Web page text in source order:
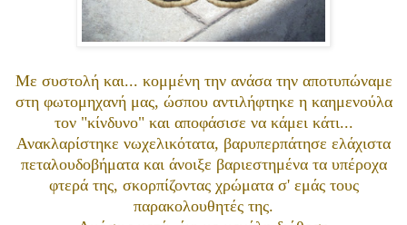
Με συστολή και... κομμένη την ανάσα την αποτυπώναμε
στη φωτομηχανή μας, ώσπου αντιλήφτηκε η καημενούλα
τον "κίνδυνο" και αποφάσισε να κάμει κάτι...
Ανακλαρίστηκε νωχελικότατα, βαρυπερπάτησε ελάχιστα
πεταλουδοβήματα και άνοιξε βαριεστημένα τα υπέροχα
φτερά της, σκορπίζοντας χρώματα σ' εμάς τους
παρακολουθητές της.